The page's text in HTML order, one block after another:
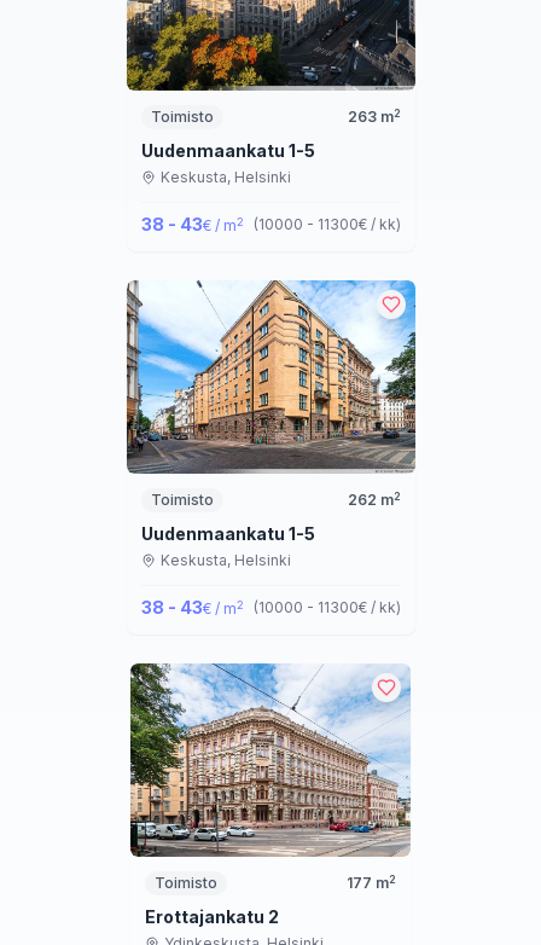
Toimisto 263m2
Uudenmaankatu 1-5
Keskusta, Helsinki
38 - 43€ / m2 (10000 - 11300€ / kk)
Toimisto 262 m2
Uudenmaankatu 1-5
Keskusta, Helsinki
38 - 43€ / m2 (10000 - 11300€ / kk)
Toimisto 177 m2
Erottajankatu 2